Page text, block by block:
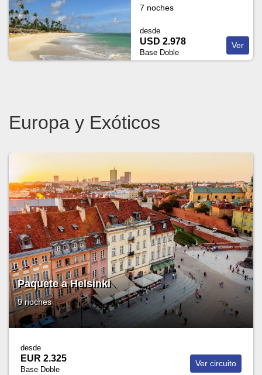
7 noches
desde
USD 2.978
Base Doble
Ver
Europa y Exóticos
Paquete a Helsinki
9 noches
desde
EUR 2.325
Base Doble
Ver circuito